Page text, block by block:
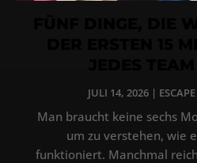
JULI 14, 2026 |
Man braucht keine sechs
um zu verstehen, wie
funktioniert. Manchmal